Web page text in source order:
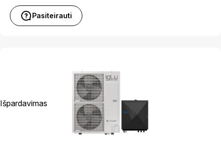
Pasiteirauti
Išpardavimas